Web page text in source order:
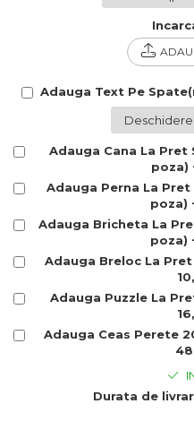
Cadouri Pompieri
Cadouri Soferi/Mecanici
Cadouri Stomatologi
Cadouri Vanatori/Padurari
Cadre Didactice
Adauga Text Pe
Adauga Cana La Pret
poza)
Adauga Perna La
poza)
Adauga Bricheta La
poza)
Adauga Breloc La
Adauga Puzzle La
Adauga Ceas Perete
Durata de